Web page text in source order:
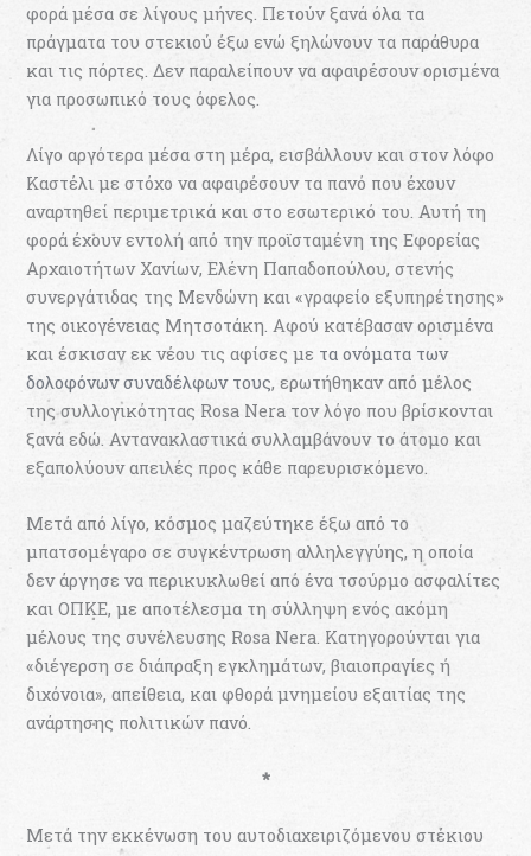
φορά μέσα σε λίγους μήνες. Πετούν ξανά όλα τα
πράγματα του στεκιού έξω ενώ ξηλώνουν τα παράθυρα
και τις πόρτες. Δεν παραλείπουν να αφαιρέσουν ορισμένα
για προσωπικό τους όφελος.
Λίγο αργότερα μέσα στη μέρα, εισβάλλουν και στον λόφο
Καστέλι με στόχο να αφαιρέσουν τα πανό που έχουν
αναρτηθεί περιμετρικά και στο εσωτερικό του. Αυτή τη
φορά έχουν εντολή από την προϊσταμένη της Εφορείας
Αρχαιοτήτων Χανίων, Ελένη Παπαδοπούλου, στενής
συνεργάτιδας της Μενδώνη και «γραφείο εξυπηρέτησης»
της οικογένειας Μητσοτάκη. Αφού κατέβασαν ορισμένα
και έσκισαν εκ νέου τις αφίσες με τα ονόματα των
δολοφόνων συναδέλφων τους, ερωτήθηκαν από μέλος
της συλλογικότητας Rosa Nera τον λόγο που βρίσκονται
ξανά εδώ. Αντανακλαστικά συλλαμβάνουν το άτομο και
εξαπολύουν απειλές προς κάθε παρευρισκόμενο.
Μετά από λίγο, κόσμος μαζεύτηκε έξω από το
μπατσομέγαρο σε συγκέντρωση αλληλεγγύης, η οποία
δεν άργησε να περικυκλωθεί από ένα τσούρμο ασφαλίτες
και ΟΠΚΕ, με αποτέλεσμα τη σύλληψη ενός ακόμη
μέλους της συνέλευσης Rosa Nera. Κατηγορούνται για
«διέγερση σε διάπραξη εγκλημάτων, βιαιοπραγίες ή
διχόνοια», απείθεια, και φθορά μνημείου εξαιτίας της
ανάρτησης πολιτικών πανό.
*
Μετά την εκκένωση του αυτοδιαχειριζόμενου στέκιου